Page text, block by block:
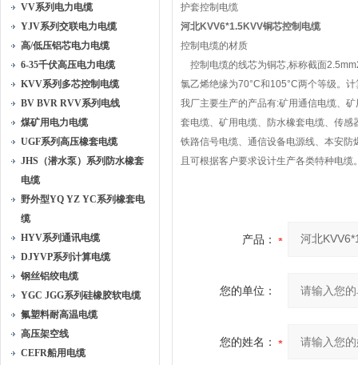
VV系列电力电缆
YJV系列交联电力电缆
高/低压铝芯电力电缆
6-35千伏高压电力电缆
KVV系列多芯控制电缆
BV BVR RVV系列电线
煤矿用电力电缆
UGF系列高压橡套电缆
JHS（潜水泵）系列防水橡套
电缆
野外型YQ YZ YC系列橡套电
缆
HYV系列通讯电缆
DJYVP系列计算电缆
钢丝铝绞电缆
YGC JGG系列硅橡胶软电缆
氟塑料耐高温电缆
高压架空线
CEFR船用电缆
护套控制电缆
河北KVV6*1.5KVV铜芯控制电缆
控制电缆的材质
控制电缆的线芯为铜芯,标称截面
氯乙烯绝缘为70°C和105°C两个等级。
我厂主要生产的产品有:矿用通信电缆、
套电缆、矿用电缆、防水橡套电缆、传
铁路信号电缆、通信设备电源线、本安
且可根据客户要求设计生产各类特种电缆
产品：
您的单位：
您的姓名：